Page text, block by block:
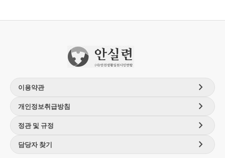
이용약관 chevron_right
개인정보취급방침 chevron_right
정관 및 규정 chevron_right
담당자 찾기 chevron_right